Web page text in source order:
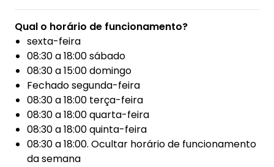
Qual o horário de funcionamento?
sexta-feira
08:30 a 18:00 sábado
08:30 a 15:00 domingo
Fechado segunda-feira
08:30 a 18:00 terça-feira
08:30 a 18:00 quarta-feira
08:30 a 18:00 quinta-feira
08:30 a 18:00. Ocultar horário de funcionamento
da semana